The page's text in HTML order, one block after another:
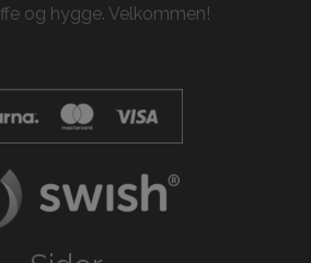
og hygge. Velkommen!